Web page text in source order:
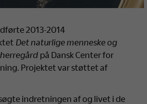
2013-2014
Det naturlige menneske og
på Dansk Center for
Projektet var støttet af
indretningen af og livet i de